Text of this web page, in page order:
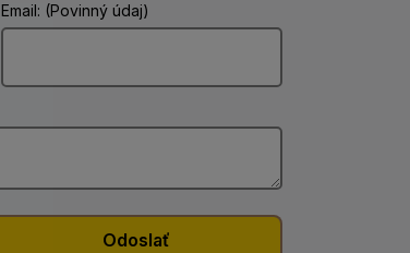
Email: (Povinný údaj)